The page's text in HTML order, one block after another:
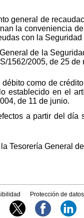
general de
la conveniencia
con la
de la
1562/2005, de 25 de
como de
establecido en el
de 11 de junio.
a partir del
Tesorería General
Protección de datos